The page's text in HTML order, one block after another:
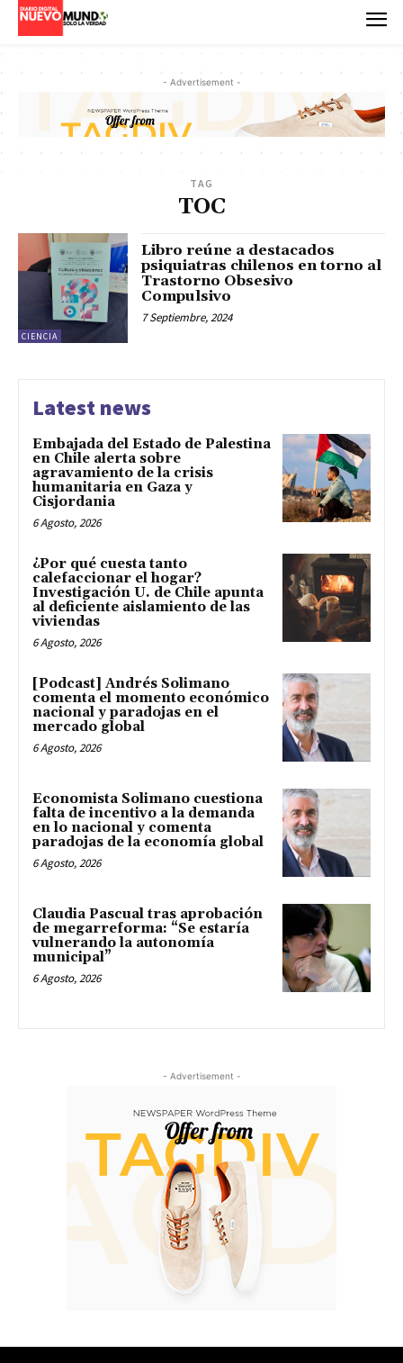
- Advertisement -
TAG
TOC
CIENCIA
Libro reúne a destacados
psiquiatras chilenos en torno al
Trastorno Obsesivo
Compulsivo
7 Septiembre, 2024
Latest news
Embajada del Estado de Palestina
en Chile alerta sobre
agravamiento de la crisis
humanitaria en Gaza y
Cisjordania
6 Agosto, 2026
¿Por qué cuesta tanto
calefaccionar el hogar?
Investigación U. de Chile apunta
al deficiente aislamiento de las
viviendas
6 Agosto, 2026
[Podcast] Andrés Solimano
comenta el momento económico
nacional y paradojas en el
mercado global
6 Agosto, 2026
Economista Solimano cuestiona
falta de incentivo a la demanda
en lo nacional y comenta
paradojas de la economía global
6 Agosto, 2026
Claudia Pascual tras aprobación
de megarreforma: “Se estaría
vulnerando la autonomía
municipal”
6 Agosto, 2026
- Advertisement -